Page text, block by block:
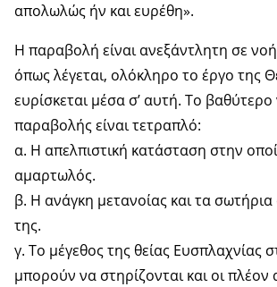
απολωλώς ήν και ευρέθη».
Η παραβολή είναι ανεξάντλητη σε
όπως λέγεται, ολόκληρο το έργο της
ευρίσκεται μέσα σ’ αυτή. Το
παραβολής είναι τετραπλό:
α. Η απελπιστική κατάσταση στην
αμαρτωλός.
β. Η ανάγκη μετανοίας και τα
της.
γ. Το μέγεθος της θείας Ευσπλαχνίας
μπορούν να στηρίζονται και οι πλέον